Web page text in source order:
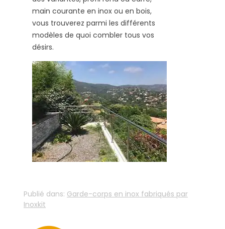
main courante en inox ou en bois,
vous trouverez parmi les différents
modèles de quoi combler tous vos
désirs.
Publié dans: Garde-corps en inox fabriqués par
Inoxkit